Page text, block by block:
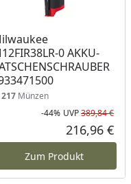
ProzentPreis
0 AKKU-
217Münzen
-44% UVP389,84 €
216,96 €
Zum Produkt